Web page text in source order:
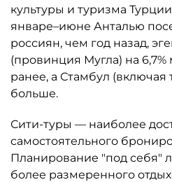
культуры и туризма
январе–июне Анталью
россиян, чем год назад,
(провинция Мугла) на
ранее, а Стамбул (включая
больше.
Сити-туры — наиболее
самостоятельного
Планирование "под себя"
более размеренного